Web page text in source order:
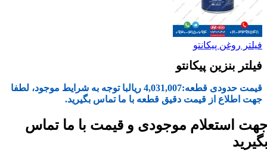
فیلتر روغن پیکانتو
فیلتر بنزین پیکانتو
قیمت حدودی قطعه:4,031,007 ریالبا توجه به شرایط موجود، لطفا
جهت اطلاع از قیمت دقیق قطعه با ما تماس بگیرید.
استعلام موجودی و قیمت با ما تماس